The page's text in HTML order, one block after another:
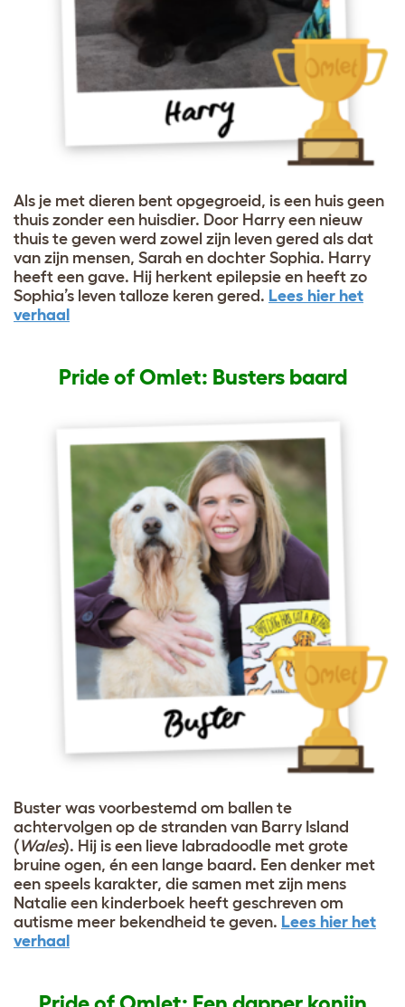
Als je met dieren bent opgegroeid, is een huis geen
thuis zonder een huisdier. Door Harry een nieuw
thuis te geven werd zowel zijn leven gered als dat
van zijn mensen, Sarah en dochter Sophia. Harry
heeft een gave. Hij herkent epilepsie en heeft zo
Sophia’s leven talloze keren gered. Lees hier het
verhaal
Pride of Omlet: Busters baard
Buster was voorbestemd om ballen te
achtervolgen op de stranden van Barry Island
(Wales). Hij is een lieve labradoodle met grote
bruine ogen, én een lange baard. Een denker met
een speels karakter, die samen met zijn mens
Natalie een kinderboek heeft geschreven om
autisme meer bekendheid te geven. Lees hier het
verhaal